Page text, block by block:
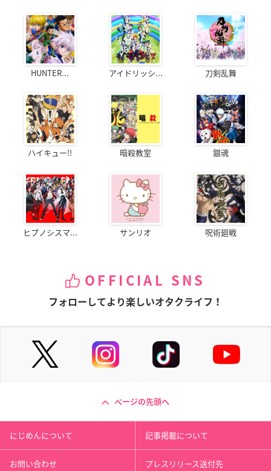
HUNTER... アイドリッシ... 刀剣乱舞
ハイキュー!! 暗殺教室 銀魂
ヒプノシスマ... サンリオ 呪術廻戦
OFFICIAL SNS
フォローしてより楽しいオタクライフ！
ページの先頭へ
にじめんについて 記事掲載について
お問い合わせ プレスリリース送付先